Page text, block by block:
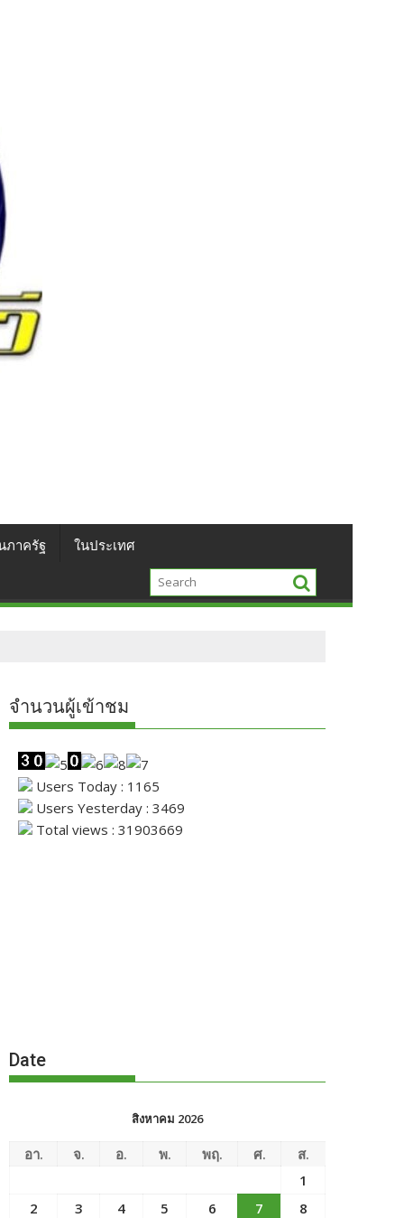
ภาครัฐ ในประเทศ
จำนวนผู้เข้าชม
Users Today : 1165
Users Yesterday : 3469
Total views : 31903669
Date
สิงหาคม 2026
อา. จ. อ. พ. พฤ. ศ.
ส.
1
2
3 4 5 6 7
8